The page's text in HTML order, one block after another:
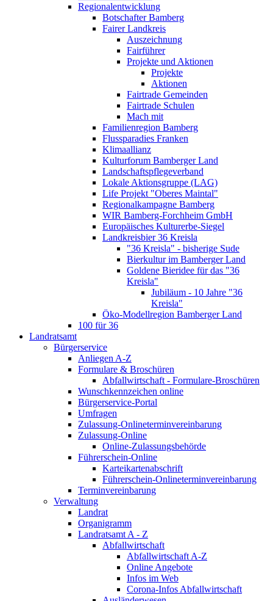
Regionalentwicklung
Botschafter Bamberg
Fairer Landkreis
Auszeichnung
Fairführer
Projekte und Aktionen
Projekte
Aktionen
Fairtrade Gemeinden
Fairtrade Schulen
Mach mit
Familienregion Bamberg
Flussparadies Franken
Klimaallianz
Kulturforum Bamberger Land
Landschaftspflegeverband
Lokale Aktionsgruppe (LAG)
Life Projekt "Oberes Maintal"
Regionalkampagne Bamberg
WIR Bamberg-Forchheim GmbH
Europäisches Kulturerbe-Siegel
Landkreisbier 36 Kreisla
"36 Kreisla" - bisherige Sude
Bierkultur im Bamberger Land
Goldene Bieridee für das "36
Kreisla"
Jubiläum - 10 Jahre "36
Kreisla"
Öko-Modellregion Bamberger Land
100 für 36
Landratsamt
Bürgerservice
Anliegen A-Z
Formulare & Broschüren
Abfallwirtschaft - Formulare-Broschüren
Wunschkennzeichen online
Bürgerservice-Portal
Umfragen
Zulassung-Onlineterminvereinbarung
Zulassung-Online
Online-Zulassungsbehörde
Führerschein-Online
Karteikartenabschrift
Führerschein-Onlineterminvereinbarung
Terminvereinbarung
Verwaltung
Landrat
Organigramm
Landratsamt A - Z
Abfallwirtschaft
Abfallwirtschaft A-Z
Online Angebote
Infos im Web
Corona-Infos Abfallwirtschaft